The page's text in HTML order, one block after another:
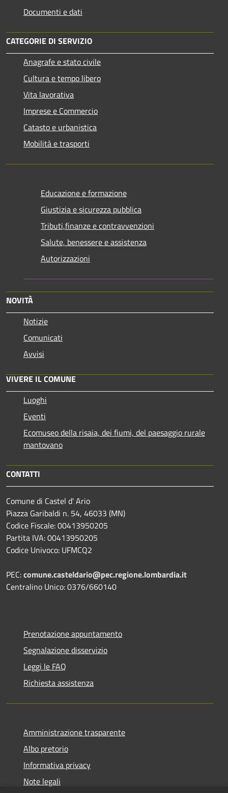
Documenti e dati
CATEGORIE DI SERVIZIO
Anagrafe e stato civile
Cultura e tempo libero
Vita lavorativa
Imprese e Commercio
Catasto e urbanistica
Mobilità e trasporti
Educazione e formazione
Giustizia e sicurezza pubblica
Tributi,finanze e contravvenzioni
Salute, benessere e assistenza
Autorizzazioni
NOVITÀ
Notizie
Comunicati
Avvisi
VIVERE IL COMUNE
Luoghi
Eventi
Ecomuseo della risaia, dei fiumi, del paesaggio rurale
mantovano
CONTATTI
Comune di Castel d' Ario
Piazza Garibaldi n. 54, 46033 (MN)
Codice Fiscale: 00413950205
Partita IVA: 00413950205
Codice Univoco: UFMCQ2
PEC:comune.casteldario@pec.regione.lombardia.it
Centralino Unico: 0376/660140
Prenotazione appuntamento
Segnalazione disservizio
Leggi le FAQ
Richiesta assistenza
Amministrazione trasparente
Albo pretorio
Informativa privacy
Note legali